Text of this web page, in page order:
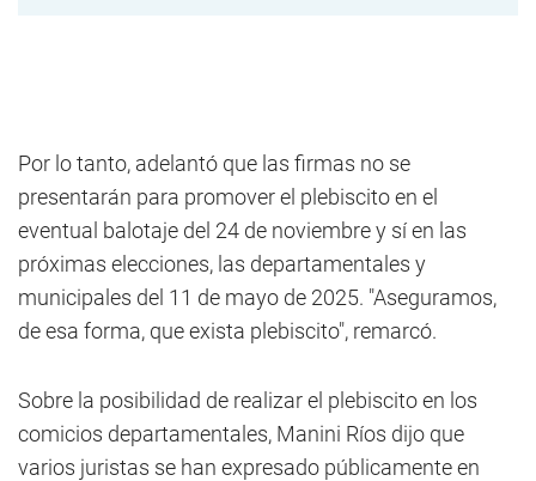
Por lo tanto, adelantó que las firmas no se
presentarán para promover el plebiscito en el
eventual balotaje del 24 de noviembre y sí en las
próximas elecciones, las departamentales y
municipales del 11 de mayo de 2025. "Aseguramos,
de esa forma, que exista plebiscito", remarcó.
Sobre la posibilidad de realizar el plebiscito en los
comicios departamentales, Manini Ríos dijo que
varios juristas se han expresado públicamente en